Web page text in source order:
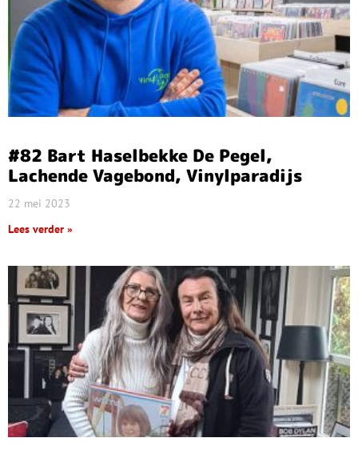
#82 Bart Haselbekke De Pegel,
Lachende Vagebond, Vinylparadijs
22 mei 2023
Lees verder »